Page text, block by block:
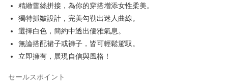
Google Pay
OP Pay Later
説明
【OP Pay Later 使用説明】
加の申請なしで即時に利用可能です。
説明
精緻蕾絲拼接，為你的穿搭增添女性柔美。
獨特抓皺設計，完美勾勒出迷人曲線。
選擇白色，簡約中透出優雅氣息。
無論搭配裙子或褲子，皆可輕鬆駕馭。
立即擁有，展現自信與風格！
セールスポイント